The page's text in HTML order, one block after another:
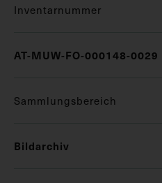
Inventarnummer
AT-MUW-FO-000148-0029
Sammlungsbereich
Bildarchiv